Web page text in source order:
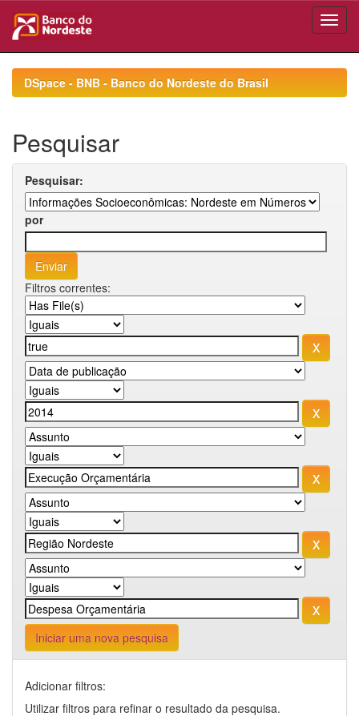
navigationDSpace - BNB - Banco do Nordeste do Brasil
Pesquisar
Pesquisar:
por
Filtros correntes:
Iniciar uma nova pesquisa
Adicionar filtros:
Utilizar filtros para refinar o resultado da pesquisa.